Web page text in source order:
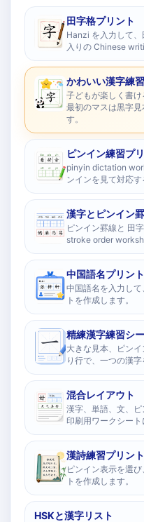
田字格プリント
Hanzi を入力して
入りの Chinese
かわいい漢字練
子どもが楽しく書け
最初のマスは黒字
す。
ピンイン練習プ
pinyin dictation
ンインを見て対応す
漢字とピンイン
ピンイン罫線と 田
stroke order
中国語名プリント
中国語名を入力し
トを作成します。
精練漢字練習シ
大きな見本、ピン
り行で、一つの漢字
混合レイアウト
漢字、単語、文、
印刷用ワークシート
漢詩練習プリント
ピンイン表示を選
トを作成します。
HSKと漢字リスト